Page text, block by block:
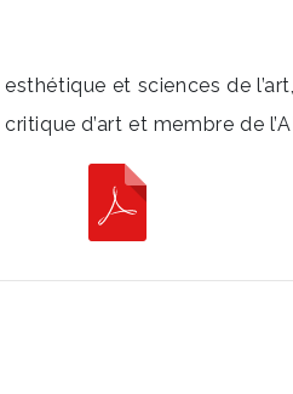
et sciences de
d’art et membre de